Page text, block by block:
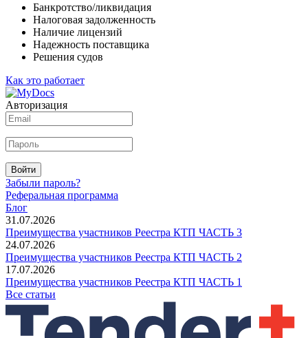
Банкротство/ликвидация
Налоговая задолженность
Наличие лицензий
Надежность поставщика
Решения судов
Как это работает
Авторизация
Войти
Забыли пароль?
Реферальная программа
Блог
31.07.2026
Преимущества участников Реестра КТП ЧАСТЬ 3
24.07.2026
Преимущества участников Реестра КТП ЧАСТЬ 2
17.07.2026
Преимущества участников Реестра КТП ЧАСТЬ 1
Все статьи